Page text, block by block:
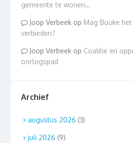
gemeente te wonen…
Joop Verbeek op Mag Bouke
verbieden?
Joop Verbeek op Coalitie en
oorlogspad
Archief
augustus 2026 (3)
juli 2026 (9)